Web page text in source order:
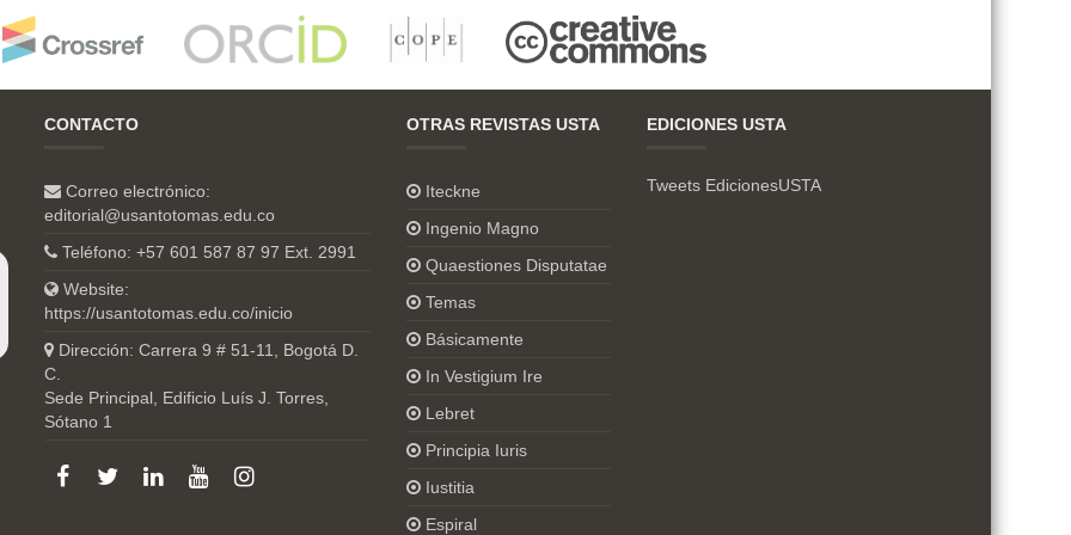
CONTACTO
Correo electrónico:
editorial@usantotomas.edu.co
Teléfono: +57 601 587 87 97 Ext. 2991
Website:
https://usantotomas.edu.co/inicio
Dirección: Carrera 9 # 51-11, Bogotá D.
C.
Sede Principal, Edificio Luís J. Torres,
Sótano 1
OTRAS REVISTAS USTA
Iteckne
Ingenio Magno
Quaestiones Disputatae
Temas
Básicamente
In Vestigium Ire
Lebret
Principia Iuris
Iustitia
Espiral
EDICIONES USTA
Tweets EdicionesUSTA